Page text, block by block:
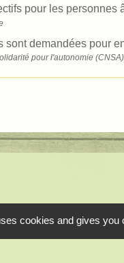
pour les personnes
sont demandées pour
pour l'autonomie (CNSA)
cookies and gives